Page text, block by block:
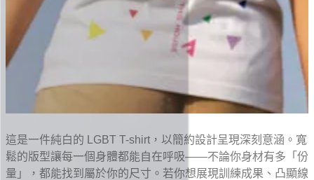
這是一件純白的 LGBT T-shirt，以簡約設計呈現深刻意涵。寬
鬆的版型讓每一個身體都能自在呼吸——不論你身材有多「份
量」，都能找到屬於你的尺寸。若你想展現訓練成果、凸顯線